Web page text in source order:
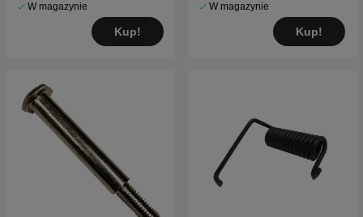
W magazynie
Kup!
W magazynie
Kup!